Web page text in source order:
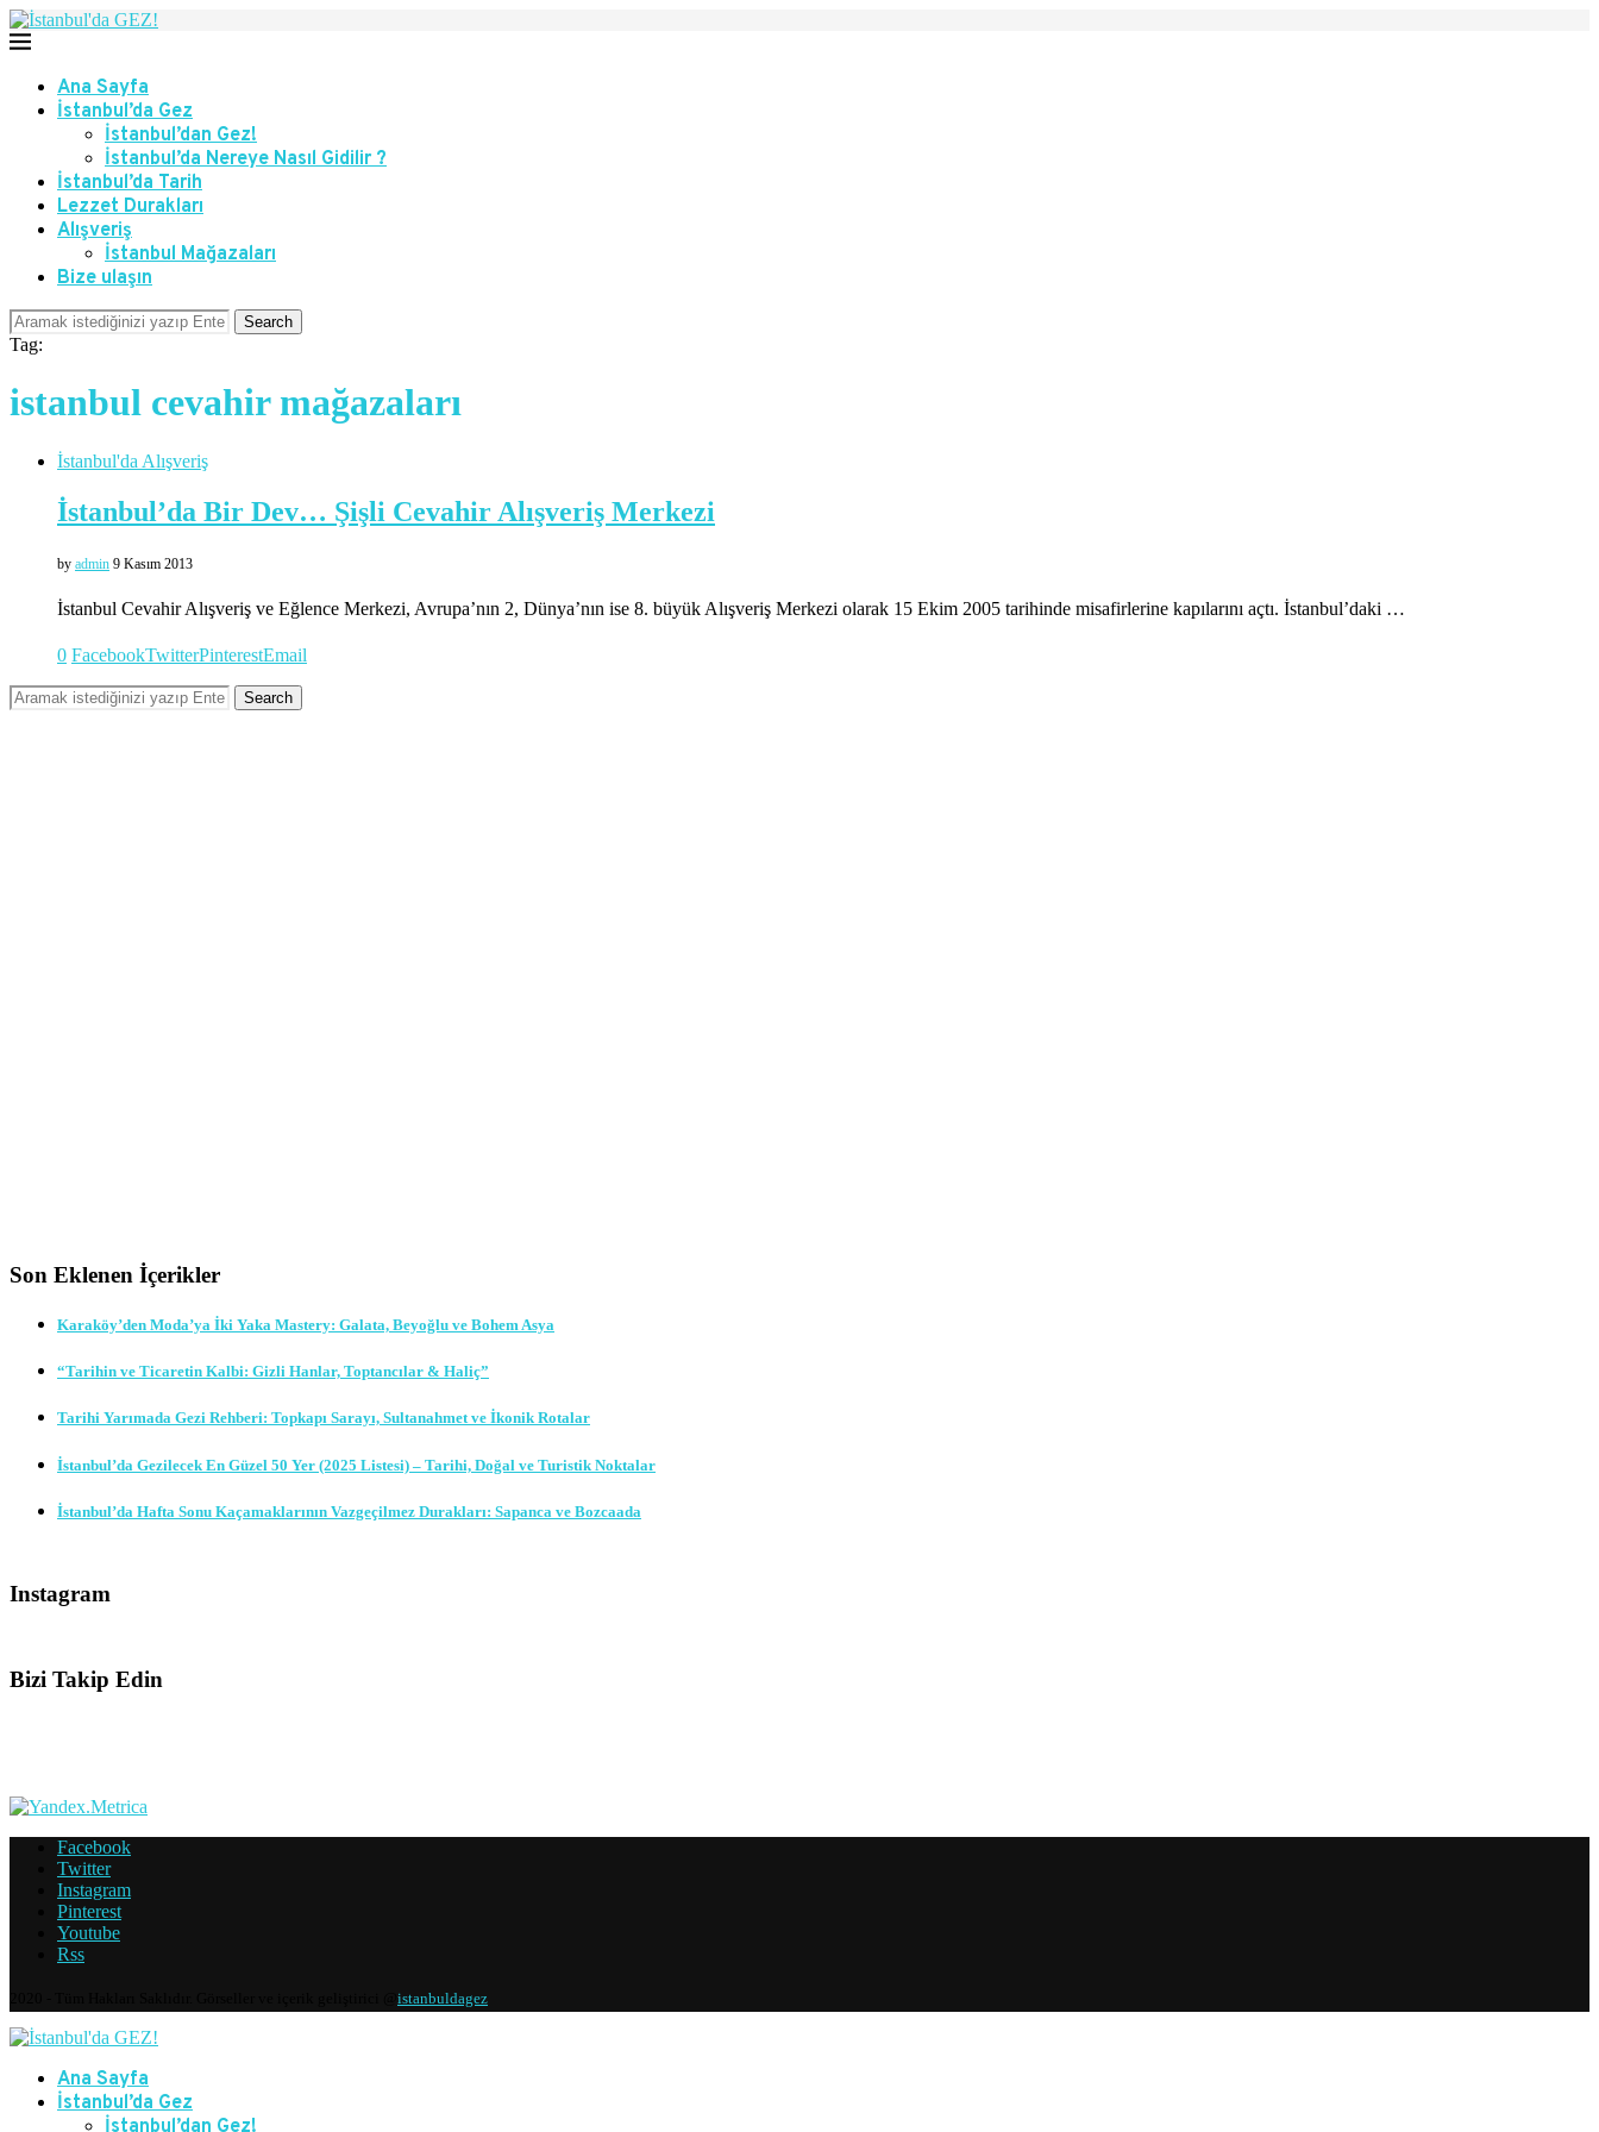
Ana Sayfa
İstanbul’da Gez
İstanbul’dan Gez!
İstanbul’da Nereye Nasıl Gidilir ?
İstanbul’da Tarih
Lezzet Durakları
Alışveriş
İstanbul Mağazaları
Bize ulaşın
Search
Tag:
istanbul cevahir mağazaları
İstanbul'da Alışveriş
İstanbul’da Bir Dev… Şişli Cevahir Alışveriş Merkezi
by admin 9 Kasım 2013
İstanbul Cevahir Alışveriş ve Eğlence Merkezi, Avrupa’nın 2, Dünya’nın ise 8. büyük Alışveriş Merkezi olarak 15 Ekim 2005 tarihinde misafirlerine kapılarını açtı. İstanbul’daki …
0 FacebookTwitterPinterestEmail
Son Eklenen İçerikler
Karaköy’den Moda’ya İki Yaka Mastery: Galata, Beyoğlu ve Bohem Asya
“Tarihin ve Ticaretin Kalbi: Gizli Hanlar, Toptancılar & Haliç”
Tarihi Yarımada Gezi Rehberi: Topkapı Sarayı, Sultanahmet ve İkonik Rotalar
İstanbul’da Gezilecek En Güzel 50 Yer (2025 Listesi) – Tarihi, Doğal ve Turistik Noktalar
İstanbul’da Hafta Sonu Kaçamaklarının Vazgeçilmez Durakları: Sapanca ve Bozcaada
Instagram
Bizi Takip Edin
Facebook
Twitter
Instagram
Pinterest
Youtube
Rss
istanbuldagez
Ana Sayfa
İstanbul’da Gez
İstanbul’dan Gez!